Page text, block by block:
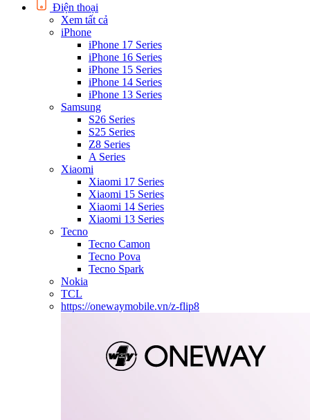
Điện thoại
Xem tất cả
iPhone
iPhone 17 Series
iPhone 16 Series
iPhone 15 Series
iPhone 14 Series
iPhone 13 Series
Samsung
S26 Series
S25 Series
Z8 Series
A Series
Xiaomi
Xiaomi 17 Series
Xiaomi 15 Series
Xiaomi 14 Series
Xiaomi 13 Series
Tecno
Tecno Camon
Tecno Pova
Tecno Spark
Nokia
TCL
https://onewaymobile.vn/z-flip8